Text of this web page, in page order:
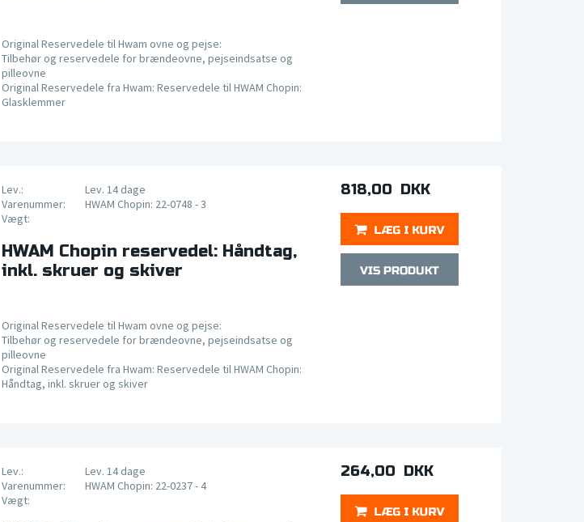
Original Reservedele til Hwam ovne og pejse:
Tilbehør og reservedele for brændeovne, pejseindsatse og
pilleovne
Original Reservedele fra Hwam: Reservedele til HWAM Chopin:
Glasklemmer
Lev.:
Lev. 14 dage
Varenummer:
HWAM Chopin: 22-0748 - 3
Vægt:
HWAM Chopin reservedel: Håndtag,
inkl. skruer og skiver
Original Reservedele til Hwam ovne og pejse:
Tilbehør og reservedele for brændeovne, pejseindsatse og
pilleovne
Original Reservedele fra Hwam: Reservedele til HWAM Chopin:
Håndtag, inkl. skruer og skiver
818,00 DKK
Lev.:
Lev. 14 dage
Varenummer:
HWAM Chopin: 22-0237 - 4
Vægt:
264,00 DKK